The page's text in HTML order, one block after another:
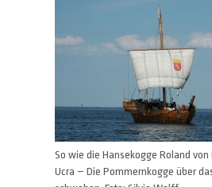
So wie die Hansekogge Roland
Ucra – Die Pommernkogge über